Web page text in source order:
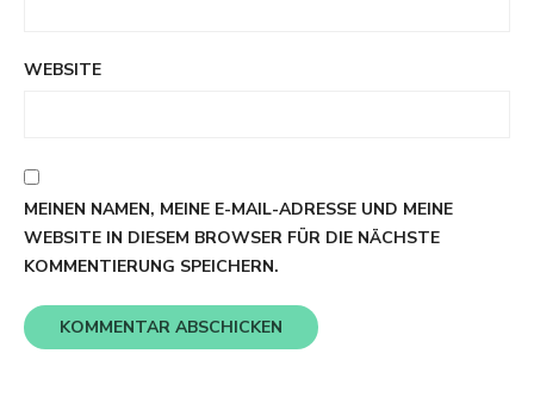
WEBSITE
MEINEN NAMEN, MEINE E-MAIL-ADRESSE UND MEINE
WEBSITE IN DIESEM BROWSER FÜR DIE NÄCHSTE
KOMMENTIERUNG SPEICHERN.